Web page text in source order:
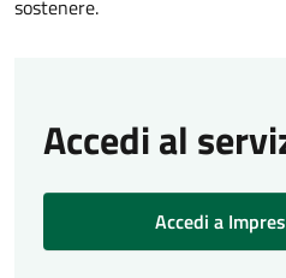
sostenere.
Accedi al
Accedi a